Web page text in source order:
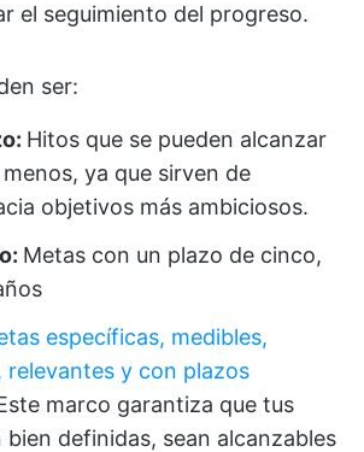
el seguimiento del progreso.
ser:
Hitos que se pueden alcanzar
ya que sirven de
objetivos más ambiciosos.
Metas con un plazo de cinco,
específicas, medibles,
relevantes y con plazos
marco garantiza que tus
bien definidas, sean alcanzables